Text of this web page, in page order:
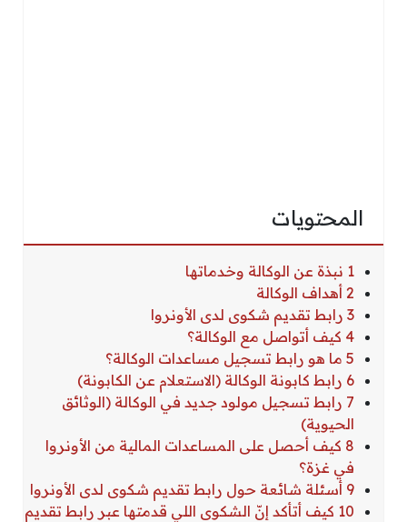
المحتويات
1 نبذة عن الوكالة وخدماتها
2 أهداف الوكالة
3 رابط تقديم شكوى لدى الأونروا
4 كيف أتواصل مع الوكالة؟
5 ما هو رابط تسجيل مساعدات الوكالة؟
6 رابط كابونة الوكالة (الاستعلام عن الكابونة)
7 رابط تسجيل مولود جديد في الوكالة (الوثائق
الحيوية)
8 كيف أحصل على المساعدات المالية من الأونروا
في غزة؟
9 أسئلة شائعة حول رابط تقديم شكوى لدى الأونروا
10 كيف أتأكد إنّ الشكوى اللي قدمتها عبر رابط تقديم